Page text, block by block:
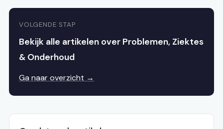
VOLGENDE STAP
Bekijk alle artikelen over Problemen, Ziektes
& Onderhoud
Ga naar overzicht →